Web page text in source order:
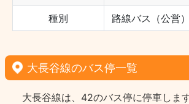
種別 路線バス（公営）
大長谷線のバス停一覧
大長谷線は、42のバス停に停車します